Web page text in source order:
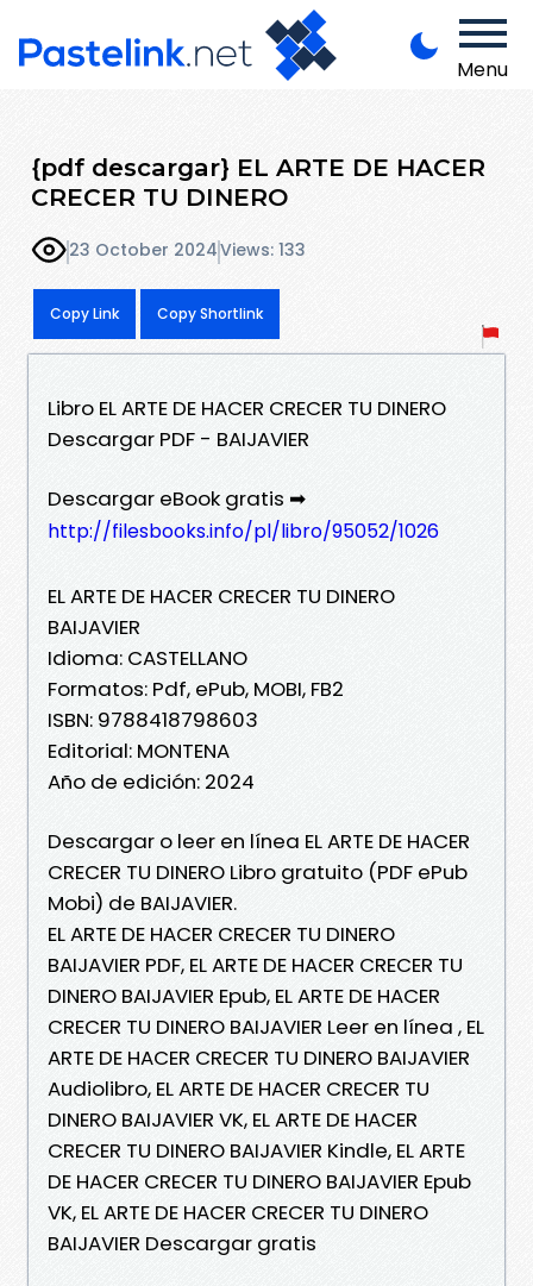
Menu
{pdf descargar} EL ARTE DE HACER
CRECER TU DINERO
23 October 2024Views: 133
Copy Link Copy Shortlink
Libro EL ARTE DE HACER CRECER TU DINERO
Descargar PDF - BAIJAVIER
Descargar eBook gratis ➡
http://filesbooks.info/pl/libro/95052/1026
EL ARTE DE HACER CRECER TU DINERO
BAIJAVIER
Idioma: CASTELLANO
Formatos: Pdf, ePub, MOBI, FB2
ISBN: 9788418798603
Editorial: MONTENA
Año de edición: 2024
Descargar o leer en línea EL ARTE DE HACER
CRECER TU DINERO Libro gratuito (PDF ePub
Mobi) de BAIJAVIER.
EL ARTE DE HACER CRECER TU DINERO
BAIJAVIER PDF, EL ARTE DE HACER CRECER TU
DINERO BAIJAVIER Epub, EL ARTE DE HACER
CRECER TU DINERO BAIJAVIER Leer en línea , EL
ARTE DE HACER CRECER TU DINERO BAIJAVIER
Audiolibro, EL ARTE DE HACER CRECER TU
DINERO BAIJAVIER VK, EL ARTE DE HACER
CRECER TU DINERO BAIJAVIER Kindle, EL ARTE
DE HACER CRECER TU DINERO BAIJAVIER Epub
VK, EL ARTE DE HACER CRECER TU DINERO
BAIJAVIER Descargar gratis